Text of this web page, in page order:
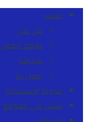
المنبر
من نحن
طاقم العمل
ميثاقنا
اتصل بنا
شروط الإستخدام
للنشر في الموقع